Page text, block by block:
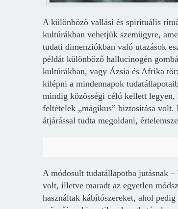
A különböző vallási és spirituális
kultúrákban vehetjük szemügyre,
tudati dimenziókban való utazások
példát különböző hallucinogén
kultúrákban, vagy Ázsia és Afrika
kilépni a mindennapok
mindig közösségi célú kellett legyen,
feltételek „mágikus” biztosítása volt.
átjárással tudta megoldani,
A módosult tudatállapotba jutásnak –
volt, illetve maradt az egyetlen
használtak kábítószereket, ahol